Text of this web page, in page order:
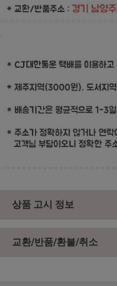
상품 고시 정보
교환/반품/환불/취소